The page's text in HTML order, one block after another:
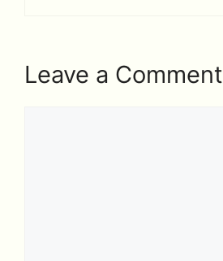
Leave a Comment